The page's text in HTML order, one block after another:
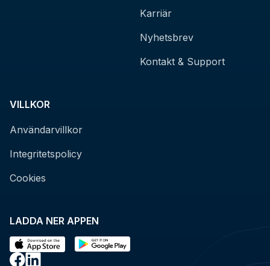
LADDA NER APPEN
Karriär
Nyhetsbrev
Kontakt & Support
VILLKOR
Användarvillkor
Integritetspolicy
Cookies